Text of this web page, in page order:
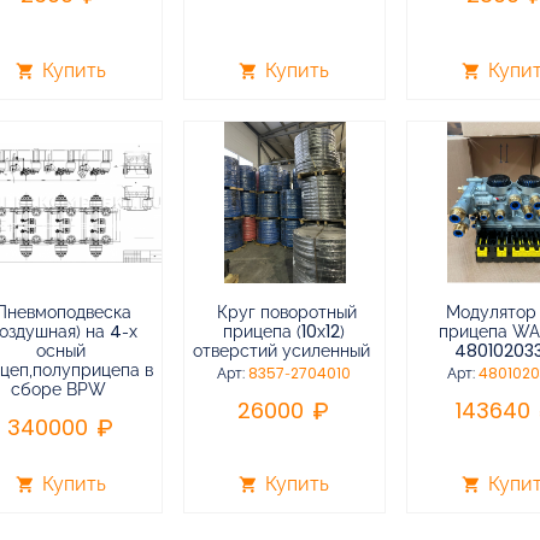
shopping_cart Купить
на 4-х
осный
в
сборе BPW
340000
shopping_cart Купить
shopping_cart Купить
Круг поворотный
прицепа (10х12)
отверстий усиленный
Арт:8357-2704010
26000
shopping_cart Купить
shopping_cart
Модулятор
прицепа
Арт:
143640
shopping_cart